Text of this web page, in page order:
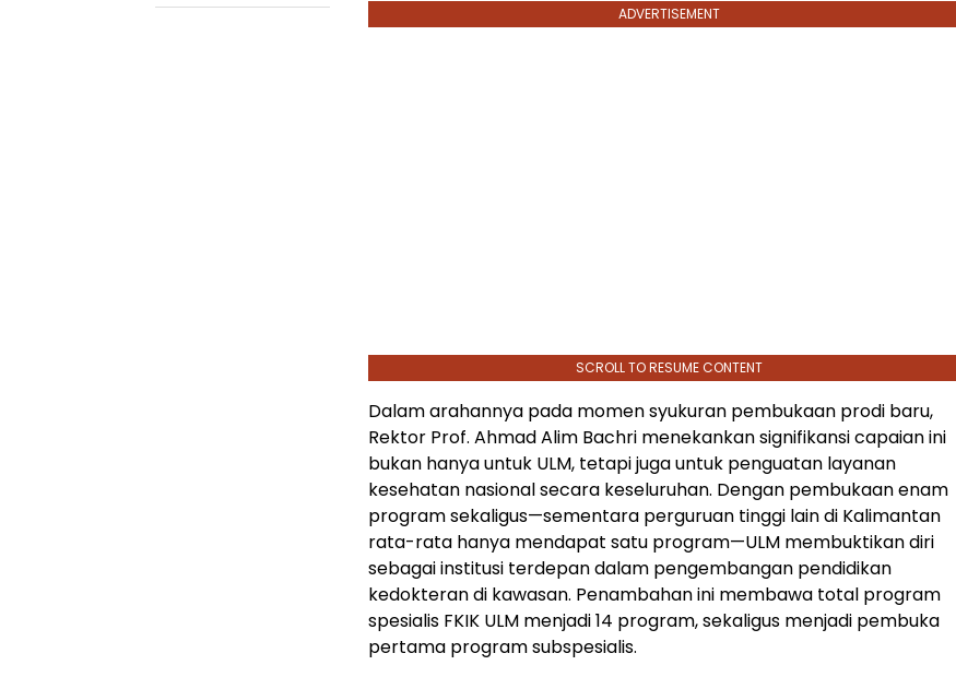
ADVERTISEMENT
SCROLL TO RESUME CONTENT
Dalam arahannya pada momen syukuran pembukaan prodi baru,
Rektor Prof. Ahmad Alim Bachri menekankan signifikansi capaian ini
bukan hanya untuk ULM, tetapi juga untuk penguatan layanan
kesehatan nasional secara keseluruhan. Dengan pembukaan enam
program sekaligus—sementara perguruan tinggi lain di Kalimantan
rata-rata hanya mendapat satu program—ULM membuktikan diri
sebagai institusi terdepan dalam pengembangan pendidikan
kedokteran di kawasan. Penambahan ini membawa total program
spesialis FKIK ULM menjadi 14 program, sekaligus menjadi pembuka
pertama program subspesialis.